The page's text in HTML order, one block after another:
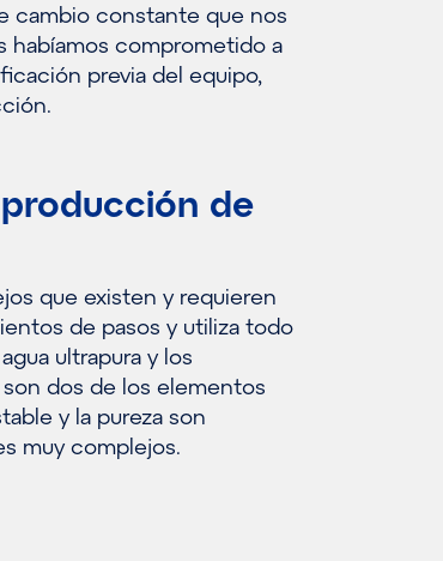
cambio constante que nos
habíamos comprometido a
previa del equipo,
de
que existen y requieren
de pasos y utiliza todo
ultrapura y los
dos de los elementos
y la pureza son
muy complejos.